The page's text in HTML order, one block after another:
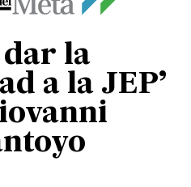
dar la
a la JEP’